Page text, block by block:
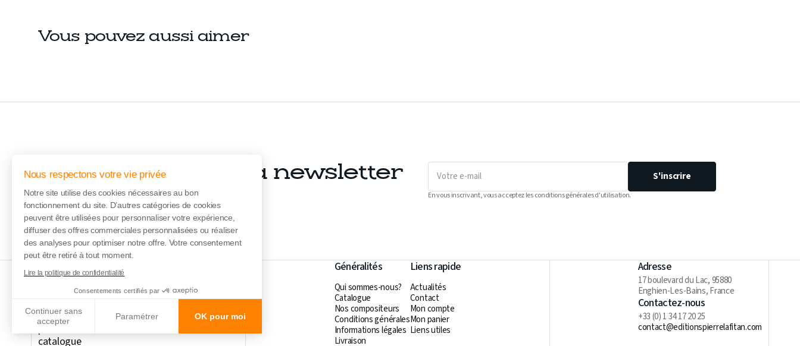
Nous respectons votre vie privée
Notre site utilise des cookies nécessaires au bon
fonctionnement du site. D’autres catégories de cookies
peuvent être utilisées pour personnaliser votre expérience,
diffuser des offres commerciales personnalisées ou réaliser
des analyses pour optimiser notre offre. Votre consentement
peut être retiré à tout moment.
Lire la politique de confidentialité
Consentements certifiés par
Continuer sans
accepter
Paramétrer OK pour moi
Axeptio consent
Vous pouvez aussi aimer
Inscription à la newsletter
Votre
mail
S'inscrire
En vous inscrivant, vous acceptez les conditions générales d'utilisation.
Vente en ligne des
partitions de notre
catalogue
Généralités
Qui sommes-nous?
Catalogue
Nos compositeurs
Conditions générales
Informations légales
Livraison
Liens rapide
Actualités
Contact
Mon compte
Mon panier
Liens utiles
Adresse
17 boulevard du Lac, 95880
Enghien-Les-Bains, France
Contactez-nous
+33 (0) 1 34 17 20 25
contact@editionspierrelafitan.com